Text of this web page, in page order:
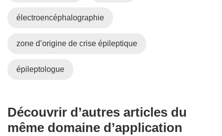
électroencéphalographie
zone d’origine de crise épileptique
épileptologue
Découvrir d’autres articles du
même domaine d’application